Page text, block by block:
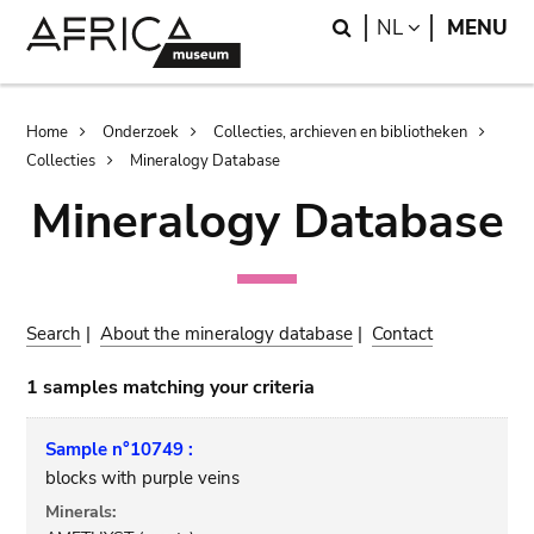
Search
NL LANGUAGE
MENU
Breadcrumb
Home Onderzoek
Collecties, archieven en bibliotheken
Collecties
Mineralogy Database
Mineralogy Database
Search |About the mineralogy database | Contact
1 samples matching your criteria
Sample n°10749 :
blocks with purple veins
Minerals: